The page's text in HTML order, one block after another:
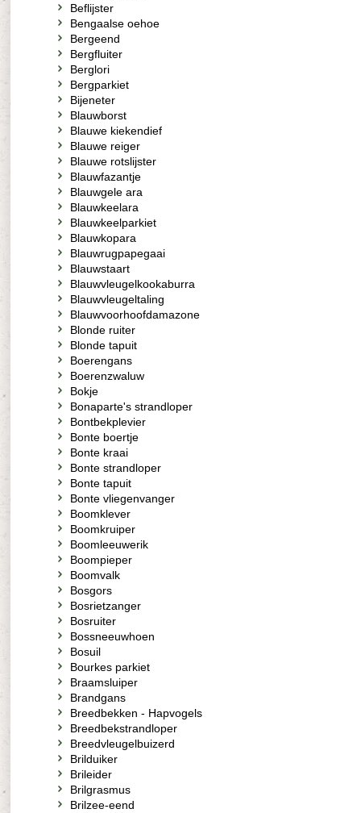
Beflijster
Bengaalse oehoe
Bergeend
Bergfluiter
Berglori
Bergparkiet
Bijeneter
Blauwborst
Blauwe kiekendief
Blauwe reiger
Blauwe rotslijster
Blauwfazantje
Blauwgele ara
Blauwkeelara
Blauwkeelparkiet
Blauwkopara
Blauwrugpapegaai
Blauwstaart
Blauwvleugelkookaburra
Blauwvleugeltaling
Blauwvoorhoofdamazone
Blonde ruiter
Blonde tapuit
Boerengans
Boerenzwaluw
Bokje
Bonaparte's strandloper
Bontbekplevier
Bonte boertje
Bonte kraai
Bonte strandloper
Bonte tapuit
Bonte vliegenvanger
Boomklever
Boomkruiper
Boomleeuwerik
Boompieper
Boomvalk
Bosgors
Bosrietzanger
Bosruiter
Bossneeuwhoen
Bosuil
Bourkes parkiet
Braamsluiper
Brandgans
Breedbekken - Hapvogels
Breedbekstrandloper
Breedvleugelbuizerd
Brilduiker
Brileider
Brilgrasmus
Brilzee-eend